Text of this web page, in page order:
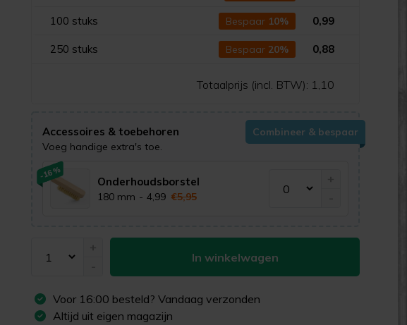
100 stuks Bespaar 10% 0,99
250 stuks Bespaar 20% 0,88
Totaalprijs (incl. BTW): 1,10
Combineer & bespaar
Accessoires & toebehoren
Voeg handige extra's toe.
-16%
Onderhoudsborstel
180 mm - 4,99 €5,95
In winkelwagen
Voor 16:00 besteld? Vandaag verzonden
Altijd uit eigen magazijn